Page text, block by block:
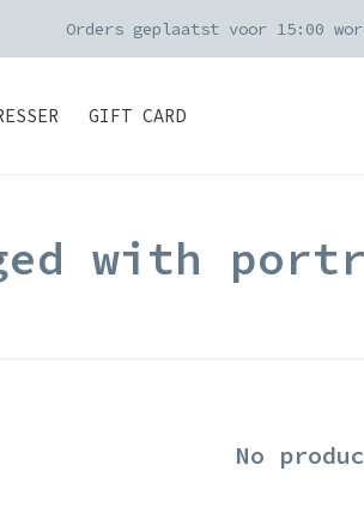
GIFT CARD
Orders geplaatst voor 15:00
with
No